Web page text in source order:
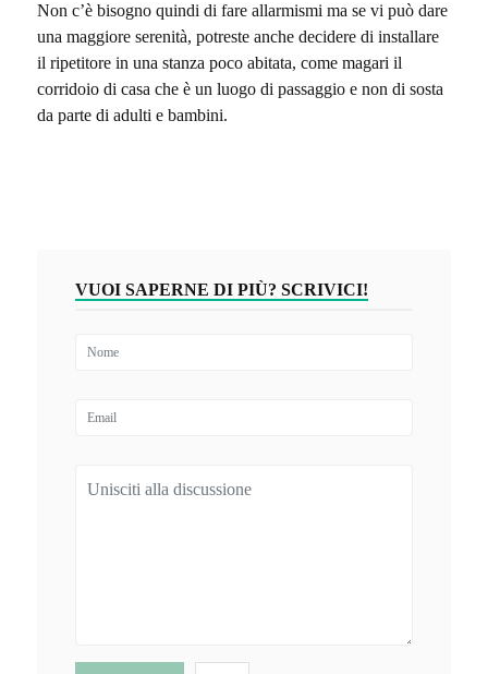
Non c’è bisogno quindi di fare allarmismi ma se vi può dare
una maggiore serenità, potreste anche decidere di installare
il ripetitore in una stanza poco abitata, come magari il
corridoio di casa che è un luogo di passaggio e non di sosta
da parte di adulti e bambini.
VUOI SAPERNE DI PIÙ? SCRIVICI!